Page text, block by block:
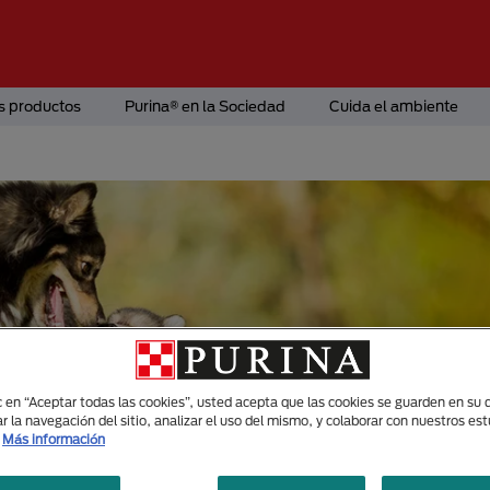
productos Purina® en la Sociedad Cuida el ambiente
en “Aceptar todas las cookies”, usted acepta que las cookies se guarden en su
la navegación del sitio, analizar el uso del mismo, y colaborar con nuestros
Más información